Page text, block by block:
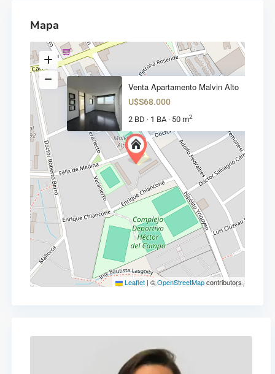
Mapa
Venta Apartamento Malvin Alto
U$S68.000
2 BD · 1 BA · 50 m2
Leaflet | ©OpenStreetMapcontributors